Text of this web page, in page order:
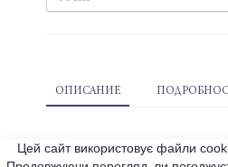
ОПИСАНИЕ
Цей сайт використовує файли